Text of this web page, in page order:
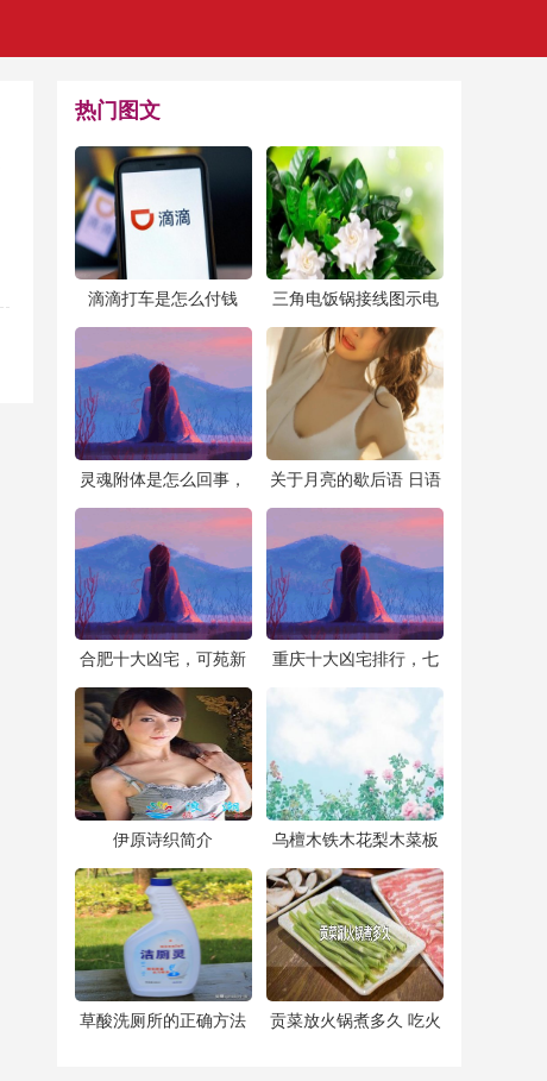
热门图文
​滴滴打车是怎么付钱
的？是先付钱还是后付
钱？
​三角电饭锅接线图示电
饭煲如何接线
​灵魂附体是怎么回事，
解决附体最有效的方法
(念佛经辟邪)
​关于月亮的歇后语 日语
俗语谚语大全
​合肥十大凶宅，可苑新
村C区7号楼房主离奇死
亡/发现时只剩一堆白骨
​重庆十大凶宅排行，七
星岗闹鬼最恐怖/冤魂遍
地胆小者千万别去
​伊原诗织简介 ​乌檀木铁木花梨木菜板
哪个好？砧板是铁木好
还是乌檀木好
​草酸洗厕所的正确方法 ​贡菜放火锅煮多久 吃火